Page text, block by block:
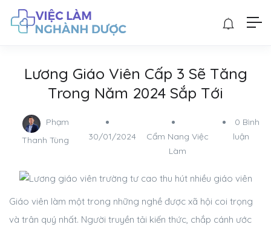
Lương Giáo Viên Cấp 3 Sẽ Tăng
Trong Năm 2024 Sắp Tới
Phạm
Thanh Tùng
30/01/2024
Cẩm Nang Việc
Làm
0 Bình
luận
Giáo viên làm một trong những nghề được xã hội coi trọng
và trân quý nhất. Người truyền tải kiến thức, chắp cánh ước